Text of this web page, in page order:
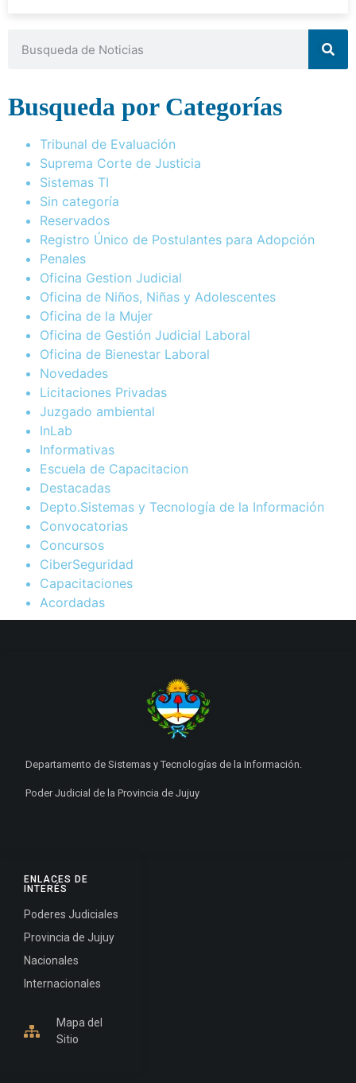
Busqueda por Categorías
Tribunal de Evaluación
Suprema Corte de Justicia
Sistemas TI
Sin categoría
Reservados
Registro Único de Postulantes para Adopción
Penales
Oficina Gestion Judicial
Oficina de Niños, Niñas y Adolescentes
Oficina de la Mujer
Oficina de Gestión Judicial Laboral
Oficina de Bienestar Laboral
Novedades
Licitaciones Privadas
Juzgado ambiental
InLab
Informativas
Escuela de Capacitacion
Destacadas
Depto.Sistemas y Tecnología de la Información
Convocatorias
Concursos
CiberSeguridad
Capacitaciones
Acordadas
ENLACES DE
INTERÉS
Poderes Judiciales
Provincia de Jujuy
Nacionales
Internacionales
Mapa del
Sitio
Departamento de Sistemas y Tecnologías de la Información.
Poder Judicial de la Provincia de Jujuy